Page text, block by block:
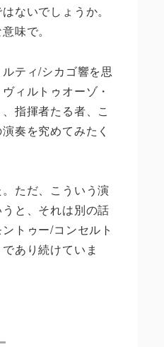
ないでしょうか。
味で。
ティ/シカゴ響を思
ィルトゥオーゾ・
指揮者たる者、こ
奏を究めてみたく
ただ、こういう演
と、それは別の話
トゥー/コンセルト
あり続けていま